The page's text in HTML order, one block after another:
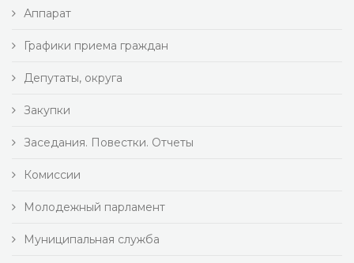
Аппарат
Графики приема граждан
Депутаты, округа
Закупки
Заседания. Повестки. Отчеты
Комиссии
Молодежный парламент
Муниципальная служба